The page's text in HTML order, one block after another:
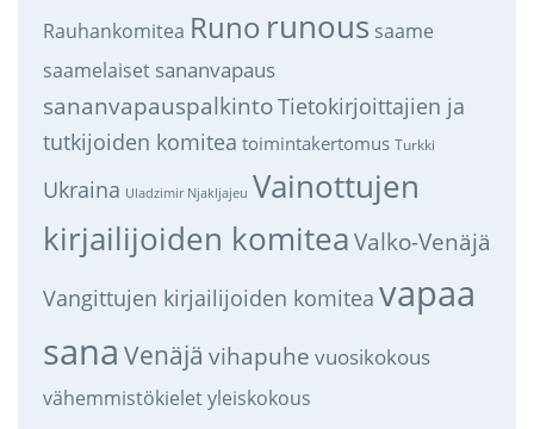
Rauhankomitea Runo runous saame
saamelaiset sananvapaus
sananvapauspalkintoTietokirjoittajien ja
tutkijoiden komitea toimintakertomus Turkki
Ukraina Uladzimir Njakljajeu Vainottujen
kirjailijoiden komitea Valko-Venäjä
Vangittujen kirjailijoiden komitea vapaa
sana Venäjä vihapuhe vuosikokous
vähemmistökieletyleiskokous